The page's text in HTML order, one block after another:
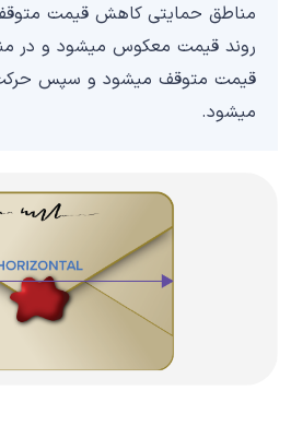
مناطق حمایتی کاهش قیمت
روند قیمت معکوس میشود و در
قیمت متوقف میشود و سپس
میشود.